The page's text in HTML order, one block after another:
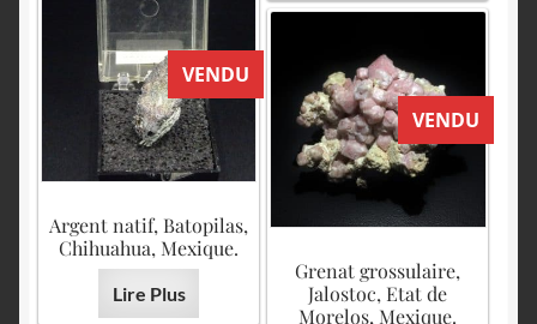
VENDU
Argent natif, Batopilas,
Chihuahua, Mexique.
Lire Plus
VENDU
Grenat grossulaire,
Jalostoc, Etat de
Morelos, Mexique.